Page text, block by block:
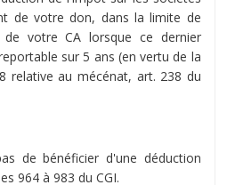
de votre don, dans la limite de
votre CA lorsque ce dernier
sur 5 ans (en vertu de la
relative au mécénat, art. 238 du
de bénéficier d'une déduction
964 à 983 du CGI.